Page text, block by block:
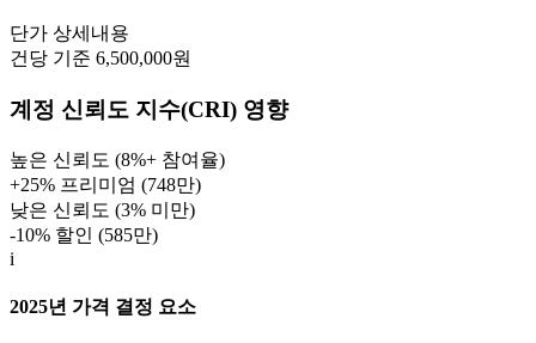
단가 상세내용
건당 기준 6,500,000원
계정 신뢰도 지수(CRI) 영향
높은 신뢰도 (8%+ 참여율)
+25% 프리미엄 (748만)
낮은 신뢰도 (3% 미만)
-10% 할인 (585만)
i
2025년 가격 결정 요소